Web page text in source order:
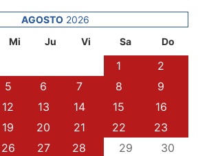
AGOSTO2026
Mi Ju Vi Sa Do
1
2
5 6 7 8
9
12 13 14 15
16
19 20 21 22
23
26 27 28 29 30